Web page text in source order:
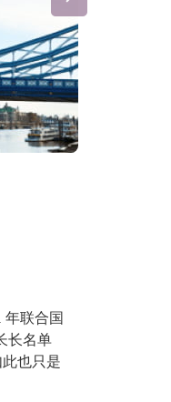
联合国
长名单
也只是